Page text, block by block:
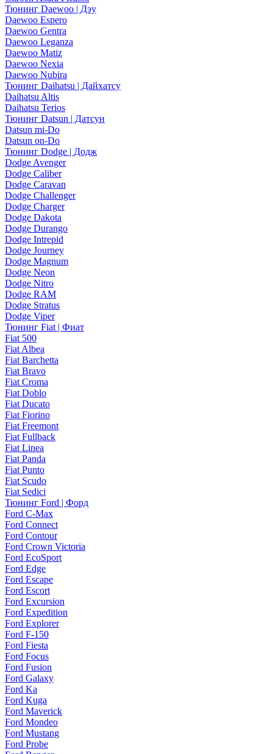
Тюнинг Daewoo | Дэу
Daewoo Espero
Daewoo Gentra
Daewoo Leganza
Daewoo Matiz
Daewoo Nexia
Daewoo Nubira
Тюнинг Daihatsu | Дайхатсу
Daihatsu Altis
Daihatsu Terios
Тюнинг Datsun | Датсун
Datsun mi-Do
Datsun on-Do
Тюнинг Dodge | Додж
Dodge Avenger
Dodge Caliber
Dodge Caravan
Dodge Challenger
Dodge Charger
Dodge Dakota
Dodge Durango
Dodge Intrepid
Dodge Journey
Dodge Magnum
Dodge Neon
Dodge Nitro
Dodge RAM
Dodge Stratus
Dodge Viper
Тюнинг Fiat | Фиат
Fiat 500
Fiat Albea
Fiat Barchetta
Fiat Bravo
Fiat Croma
Fiat Doblo
Fiat Ducato
Fiat Fiorino
Fiat Freemont
Fiat Fullback
Fiat Linea
Fiat Panda
Fiat Punto
Fiat Scudo
Fiat Sedici
Тюнинг Ford | Форд
Ford C-Max
Ford Connect
Ford Contour
Ford Crown Victoria
Ford EcoSport
Ford Edge
Ford Escape
Ford Escort
Ford Excursion
Ford Expedition
Ford Explorer
Ford F-150
Ford Fiesta
Ford Focus
Ford Fusion
Ford Galaxy
Ford Ka
Ford Kuga
Ford Maverick
Ford Mondeo
Ford Mustang
Ford Probe